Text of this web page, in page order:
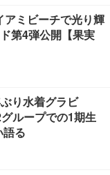
アミビーチで光り輝
第4弾公開【果実
り水着グラビ
ループでの1期生
る